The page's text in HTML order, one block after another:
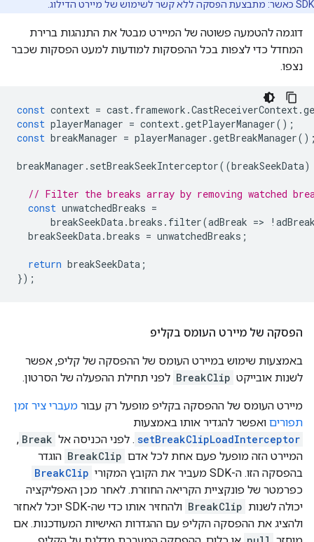
SDK כאשר: מתבצעת הפסקה ללא קשר לשימוש של מיירט הדילוג.
דוגמה להטמעה פשוטה של המיירט מבטל את התנהגות ברירת
המחדל כדי לצפות בכל ההפסקות למודעות למעט הפסקות שכבר
נצפו.
const context = cast. framework .CastReceiverContext.
const playerManager = context.getPlayerManager();
const breakManager = playerManager .getBreakManager
breakManager . setBreakSeekInterceptor((breakSeekData)
// Filter the breaks array by removing watched
const unwatchedBreaks =
breakSeekData.breaks . filter(adBreak => !
breakSeekData.breaks = unwatchedBreaks ;
return breakSeekData ;
});
הפסקה של מיירט העומס בקליפ
באמצעות שימוש במיירט העומס של ההפסקה של קליפ, אפשר
לשנות אובייקט BreakClip לפני תחילת ההפעלה של הסרטון.
מיירט העומס של ההפסקה בקליפ מופעל רק עבור מעברי ציר זמן
תפורים ואפשר להגדיר אותו באמצעות
setBreakClipLoadInterceptor . לפני הכניסה אל Break
,
המיירט הזה מופעל פעם אחת לכל אדם BreakClip הוגדר
בהפסקה הזו. ה-SDK מעביר את הקובץ המקורי
BreakClip
כפרמטר של פונקציית הקריאה החוזרת. לאחר מכן האפליקציה
יכולה לשנות BreakClip
ולהחזיר אותו כדי שה-SDK יוכל לאחזר
ולהציג את ההפסקה הקליפ עם ההגדרות האישיות המעודכנות. אם